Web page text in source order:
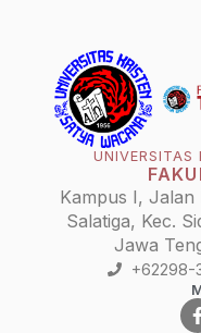
UNIVERSITAS
Kampus I,
Salatiga, Kec.
Jawa
+62298-